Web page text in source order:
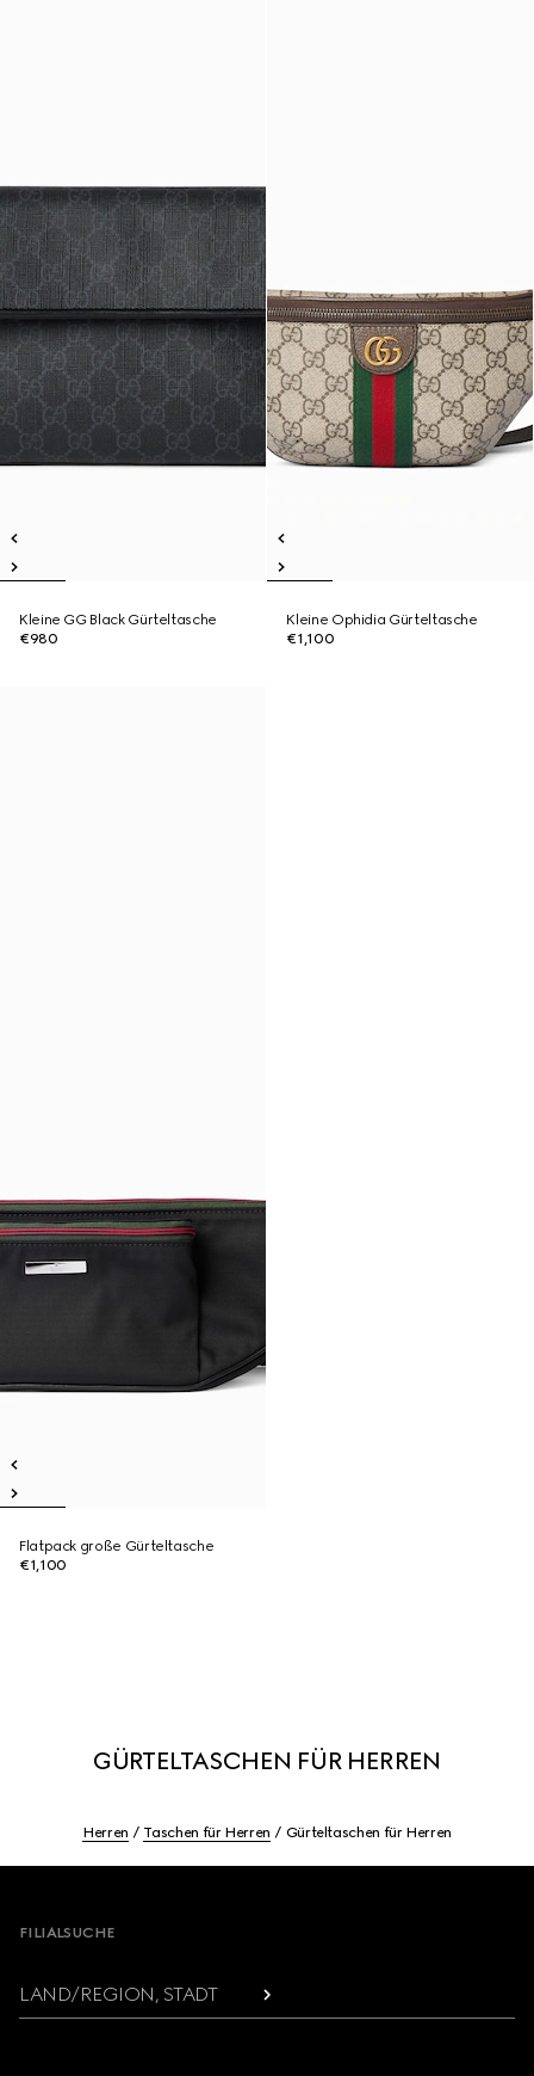
Kleine GG Black Gürteltasche
€980
Kleine Ophidia Gürteltasche
€1,100
Flatpack große Gürteltasche
€1,100
GÜRTELTASCHEN FÜR HERREN
Herren Taschen für Herren Gürteltaschen für Herren
FILIALSUCHE
LAND/REGION, STADT